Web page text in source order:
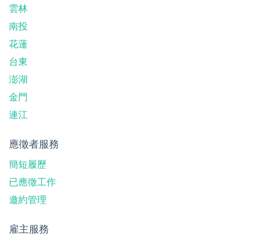
雲林
南投
花蓮
台東
澎湖
金門
連江
應徵者服務
簡短履歷
已應徵工作
邀約管理
雇主服務